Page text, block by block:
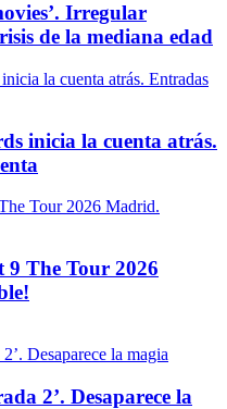
Irregular
de la mediana edad
inicia la cuenta atrás.
9 The Tour 2026
2’. Desaparece la